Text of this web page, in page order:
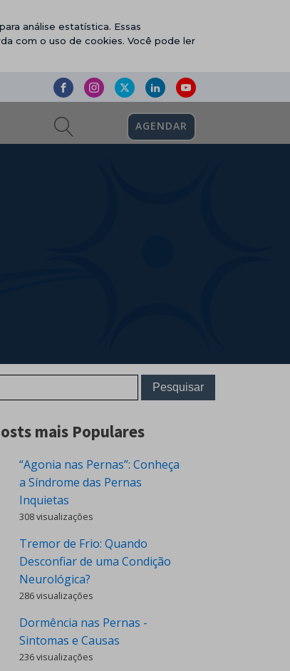
análise estatística. Essas
com o uso de cookies. Você pode ler
AGENDAR
mais Populares
“Agonia nas Pernas”: Conheça
a Síndrome das Pernas
Inquietas
308 visualizações
Tremor de Frio: Quando
Desconfiar de uma Condição
Neurológica?
286 visualizações
Dormência nas Pernas -
Sintomas e Causas
236 visualizações